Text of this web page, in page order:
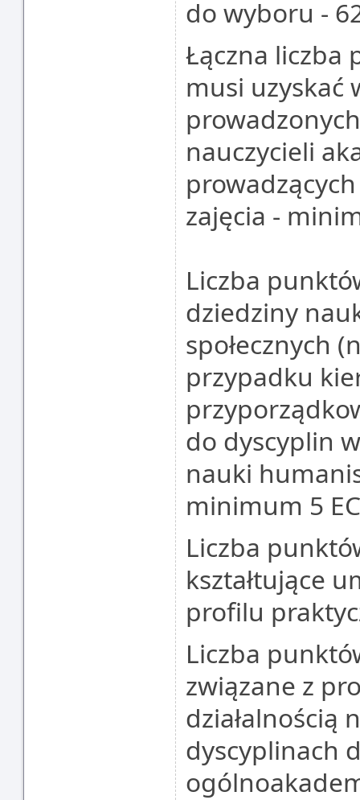
do wyboru -
Łączna liczba
musi uzyskać
nauczycieli
prowadzących
zajęcia -
Liczba
dziedziny
społecznych
przypadku
do dyscyplin
nauki
minimum 5
Liczba
kształtujące
profilu
Liczba
związane z
działalnością
dyscyplinach